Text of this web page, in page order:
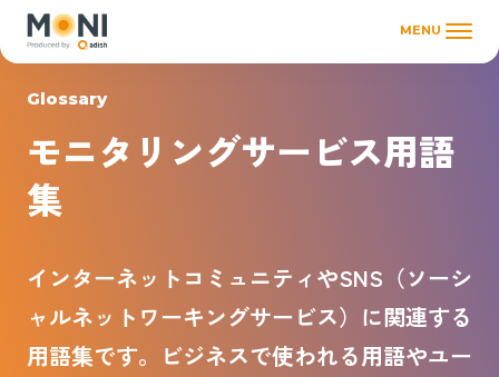
MENU
Glossary
モニタリングサービス用語
集
インターネットコミュニティやSNS（ソーシ
ャルネットワーキングサービス）に関連する
用語集です。ビジネスで使われる用語やユー